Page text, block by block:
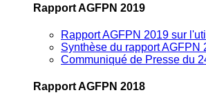
Rapport AGFPN 2019
Rapport AGFPN 2019 sur
Synthèse du rapport AGFPN
Communiqué de Presse du
Rapport AGFPN 2018